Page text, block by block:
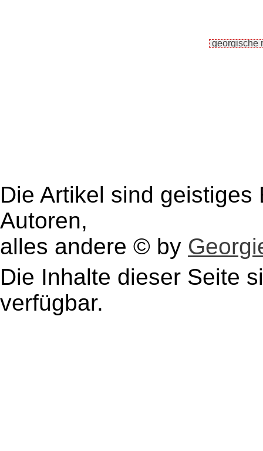
Die Artikel sind
Autoren,
alles andere © by
Die Inhalte dieser Seite
verfügbar.